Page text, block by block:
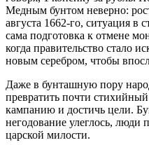
Медным бунтом неверно:
августа 1662-го, ситуация в
сама подготовка к отмене
когда правительство стало
новым серебром, чтобы
Даже в бунташную пору
превратить почти
кампанию и достичь цели.
негодование улеглось, люди
царской милости.